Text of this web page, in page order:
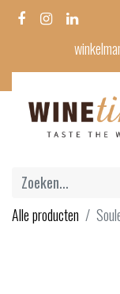
Alle producten